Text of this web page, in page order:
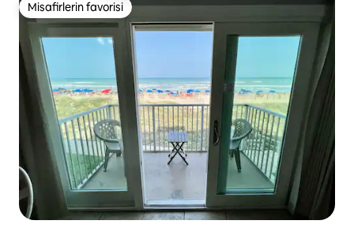
Misafirlerin favorisi
Misafirlerin favorisi